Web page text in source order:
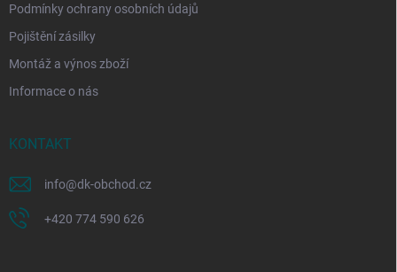
Podmínky ochrany osobních údajů
Pojištění zásilky
Montáž a výnos zboží
Informace o nás
KONTAKT
info@dk-obchod.cz
+420 774 590 626